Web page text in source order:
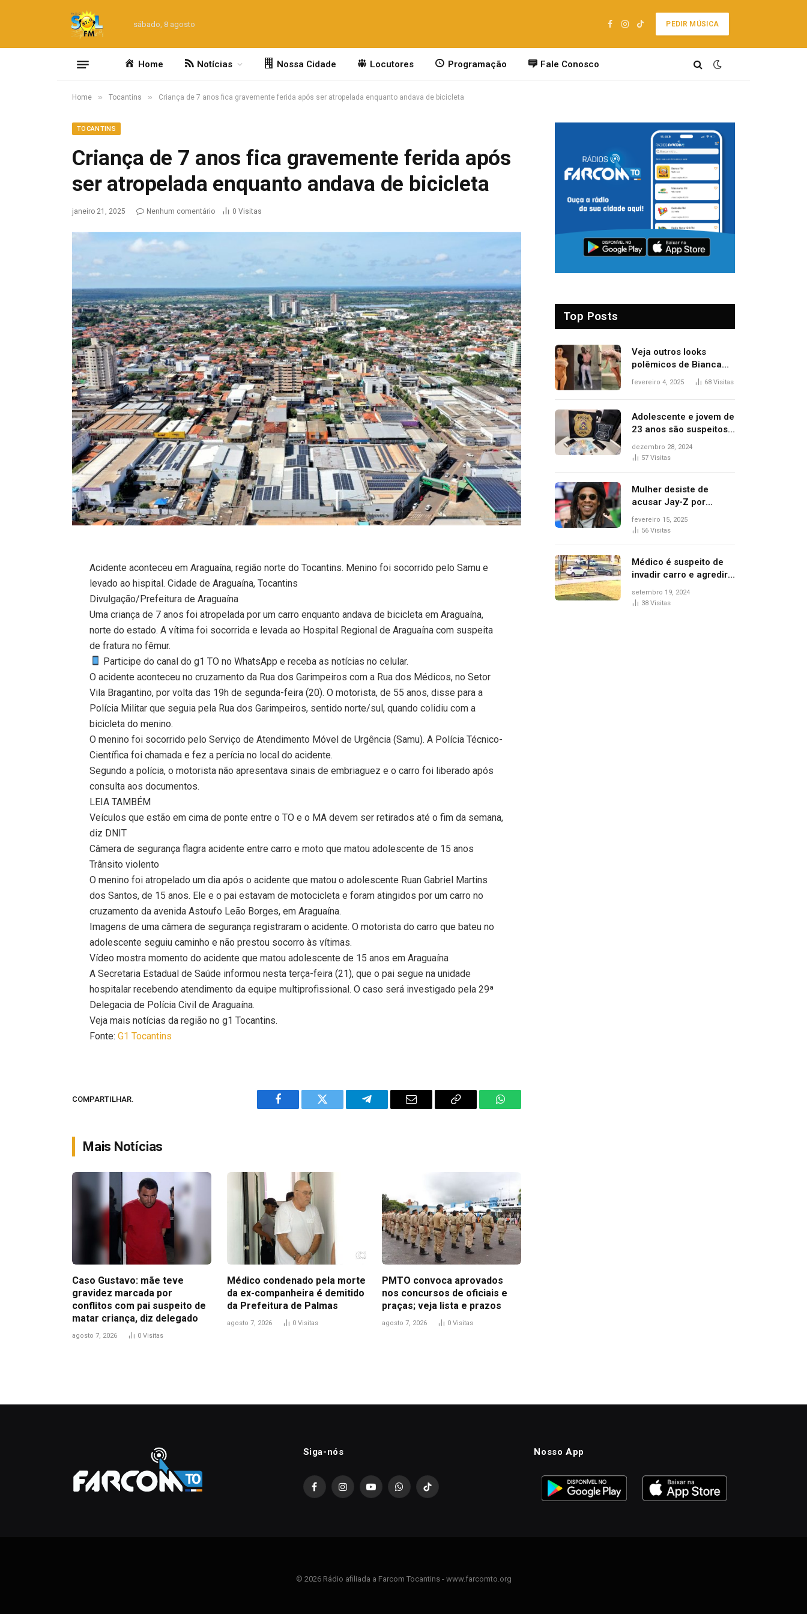
sábado, 8 agosto
Facebook
Instagram
TikTok
PEDIR MÚSICA
Home Notícias Nossa Cidade Locutores Programação Fale Conosco
Home » Tocantins » Criança de 7 anos fica gravemente ferida após ser atropelada enquanto andava de bicicleta
TOCANTINS
Criança de 7 anos fica gravemente ferida após
ser atropelada enquanto andava de bicicleta
janeiro 21, 2025 Nenhum comentário 0 Visitas
Acidente aconteceu em Araguaína, região norte do Tocantins. Menino foi socorrido pelo Samu e
levado ao hispital. Cidade de Araguaína, Tocantins
Divulgação/Prefeitura de Araguaína
Uma criança de 7 anos foi atropelada por um carro enquanto andava de bicicleta em Araguaína,
norte do estado. A vítima foi socorrida e levada ao Hospital Regional de Araguaína com suspeita
de fratura no fêmur.
Participe do canal do g1 TO no WhatsApp e receba as notícias no celular.
O acidente aconteceu no cruzamento da Rua dos Garimpeiros com a Rua dos Médicos, no Setor
Vila Bragantino, por volta das 19h de segunda-feira (20). O motorista, de 55 anos, disse para a
Polícia Militar que seguia pela Rua dos Garimpeiros, sentido norte/sul, quando colidiu com a
bicicleta do menino.
O menino foi socorrido pelo Serviço de Atendimento Móvel de Urgência (Samu). A Polícia Técnico-
Científica foi chamada e fez a perícia no local do acidente.
Segundo a polícia, o motorista não apresentava sinais de embriaguez e o carro foi liberado após
consulta aos documentos.
LEIA TAMBÉM
Veículos que estão em cima de ponte entre o TO e o MA devem ser retirados até o fim da semana,
diz DNIT
Câmera de segurança flagra acidente entre carro e moto que matou adolescente de 15 anos
Trânsito violento
O menino foi atropelado um dia após o acidente que matou o adolescente Ruan Gabriel Martins
dos Santos, de 15 anos. Ele e o pai estavam de motocicleta e foram atingidos por um carro no
cruzamento da avenida Astoufo Leão Borges, em Araguaína.
Imagens de uma câmera de segurança registraram o acidente. O motorista do carro que bateu no
adolescente seguiu caminho e não prestou socorro às vítimas.
Vídeo mostra momento do acidente que matou adolescente de 15 anos em Araguaína
A Secretaria Estadual de Saúde informou nesta terça-feira (21), que o pai segue na unidade
hospitalar recebendo atendimento da equipe multiprofissional. O caso será investigado pela 29ª
Delegacia de Polícia Civil de Araguaína.
Veja mais notícias da região no g1 Tocantins.
Fonte:G1 Tocantins
COMPARTILHAR.
Facebook Twitter Telegram Email
Copy
WhatsApp
Mais Notícias
Caso Gustavo: mãe teve
gravidez marcada por
conflitos com pai suspeito de
matar criança, diz delegado
agosto 7, 2026 0 Visitas
Médico condenado pela morte
da ex-companheira é demitido
da Prefeitura de Palmas
agosto 7, 2026 0 Visitas
PMTO convoca aprovados
nos concursos de oficiais e
praças; veja lista e prazos
agosto 7, 2026 0 Visitas
Top Posts
Veja outros looks
polêmicos de Bianca
Censori, esposa de
Grammy 2025
fevereiro 4, 2025 68 Visitas
Adolescente e jovem de
23 anos são suspeitos
de vender drogas
próximo de delegacia e
dezembro 28, 2024
57 Visitas
Mulher desiste de
acusar Jay-Z por
estupro, diz revista
fevereiro 15, 2025
56 Visitas
Médico é suspeito de
invadir carro e agredir
delegado aposentado
durante confusão no
setembro 19, 2024
38 Visitas
Siga-nós
FacebookInstagramYouTubeWhatsAppTikTok
Nosso App
© 2026 Rádio afiliada a Farcom Tocantins - www.farcomto.org